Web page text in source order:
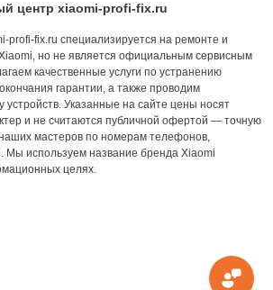
центр xiaomi-profi-fix.ru
profi-fix.ru специализируется на ремонте и
но не является официальным сервисным
качественные услуги по устранению
гарантии, а также проводим
устройств. Указанные на сайте цены носят
и не считаются публичной офертой — точную
мастеров по номерам телефонов,
используем название бренда Xiaomi
целях.